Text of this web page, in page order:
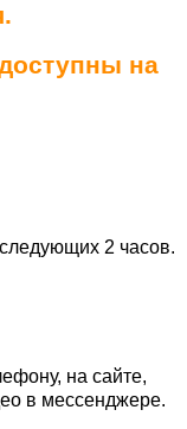
на
2 часов.
на сайте,
в мессенджере.